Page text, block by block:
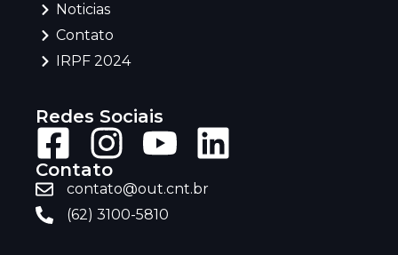
Noticias
Contato
IRPF 2024
Redes Sociais
Contato
contato@out.cnt.br
(62) 3100-5810